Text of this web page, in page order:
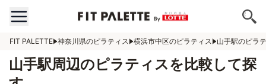
FIT PALETTE 神奈川県のピラティス 横浜市中区のピラティス 山手駅のピラ
山手駅周辺のピラティスを比較して探